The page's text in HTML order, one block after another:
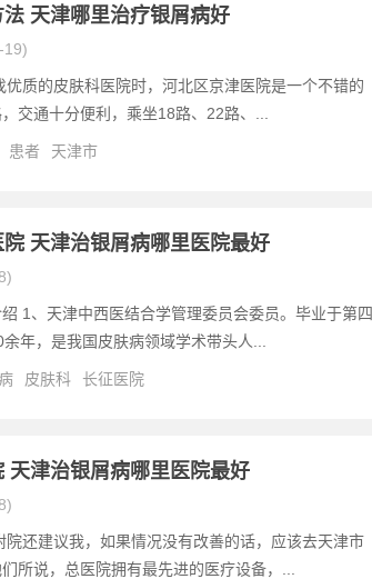
天津哪里治疗银屑病好
19)
质的皮肤科医院时，河北区京津医院是一个不错的
交通十分便利，乘坐18路、22路、...
患者 天津市
天津治银屑病哪里医院最好
1、天津中西医结合学管理委员会委员。毕业于第四
年，是我国皮肤病领域学术带头人...
皮肤科 长征医院
天津治银屑病哪里医院最好
还建议我，如果情况没有改善的话，应该去天津市
所说，总医院拥有最先进的医疗设备，...